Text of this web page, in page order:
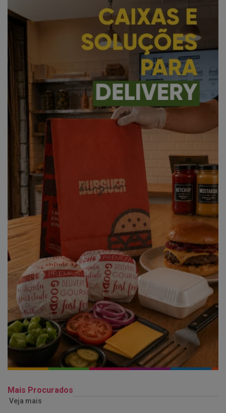
Mais Procurados
Veja mais